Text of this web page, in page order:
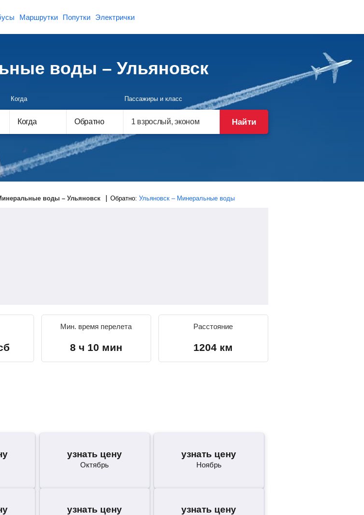
Маршрутки Попутки Электрички
воды – Ульяновск
Когда
Когда
Обратно
Пассажиры и класс
Найти
воды – Ульяновск Обратно: Ульяновск – Минеральные воды
Мин. время перелета
8 ч 10 мин
Расстояние
1204 км
узнать цену
Октябрь
узнать цену
Ноябрь
узнать цену узнать цену